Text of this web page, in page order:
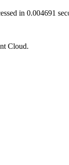
in 0.004691
Cloud.